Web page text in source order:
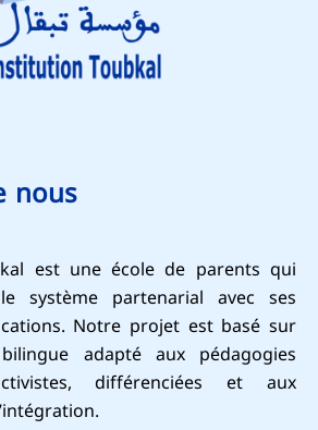
nous
est une école de parents qui
système partenarial avec ses
Notre projet est basé sur
adapté aux pédagogies
différenciées et aux